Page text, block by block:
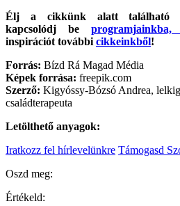
Élj a cikkünk alatt található
kapcsolódj be programjainkba,
inspirációt továbbicikkeinkből!
Forrás: Bízd Rá Magad Média
Képek forrása: freepik.com
Szerző: Kigyóssy-Bózsó Andrea,
családterapeuta
Letölthető anyagok:
Iratkozz fel hírlevelünkre Támogasd
Oszd meg:
Értékeld: